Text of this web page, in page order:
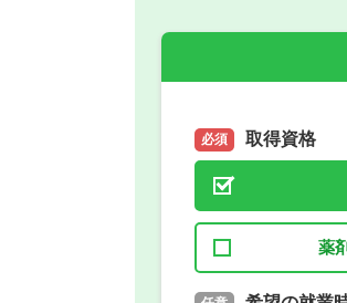
必須 取得資格
薬